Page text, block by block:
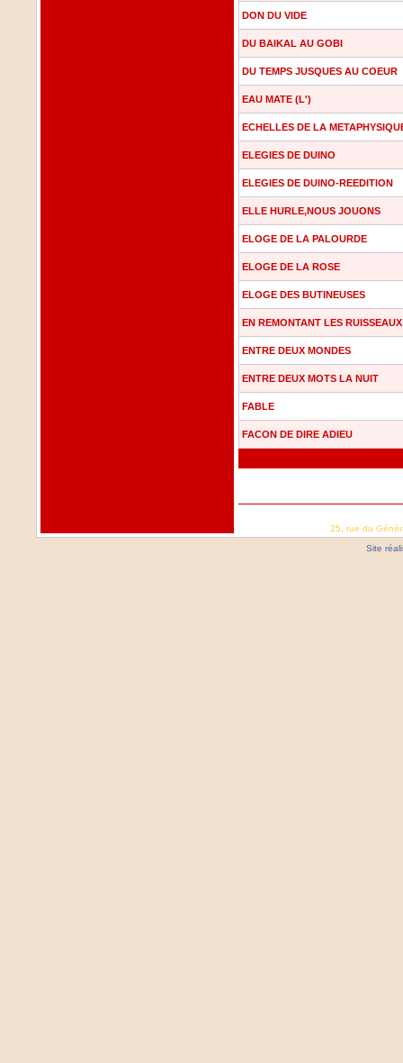
DON DU VIDE
DU BAIKAL AU GOBI
DU TEMPS JUSQUES AU COEUR
EAU MATE (L')
ECHELLES DE LA
ELEGIES DE DUINO
ELEGIES DE DUINO-REEDITION
ELLE HURLE,NOUS JOUONS
ELOGE DE LA PALOURDE
ELOGE DE LA ROSE
ELOGE DES BUTINEUSES
EN REMONTANT LES RUISSEAUX
ENTRE DEUX MONDES
ENTRE DEUX MOTS LA NUIT
FABLE
FACON DE DIRE ADIEU
25, rue du
Site